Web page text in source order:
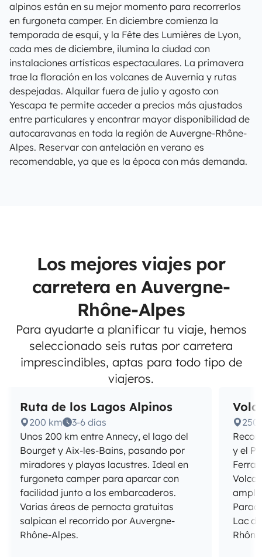
alpinos están en su mejor momento para recorrerlos
en furgoneta camper. En diciembre comienza la
temporada de esquí, y la Fête des Lumières de Lyon,
cada mes de diciembre, ilumina la ciudad con
instalaciones artísticas espectaculares. La primavera
trae la floración en los volcanes de Auvernia y rutas
despejadas. Alquilar fuera de julio y agosto con
Yescapa te permite acceder a precios más ajustados
entre particulares y encontrar mayor disponibilidad de
autocaravanas en toda la región de Auvergne-Rhône-
Alpes. Reservar con antelación en verano es
recomendable, ya que es la época con más demanda.
Los mejores viajes por
carretera en Auvergne-
Rhône-Alpes
Para ayudarte a planificar tu viaje, hemos
seleccionado seis rutas por carretera
imprescindibles, aptas para todo tipo de
viajeros.
Ruta de los Lagos Alpinos
200 km
3-6 días
Unos 200 km entre Annecy, el lago del
Bourget y Aix-les-Bains, pasando por
miradores y playas lacustres. Ideal en
furgoneta camper para aparcar con
facilidad junto a los embarcaderos.
Varias áreas de pernocta gratuitas
salpican el recorrido por Auvergne-
Rhône-Alpes.
250
y el
Lac